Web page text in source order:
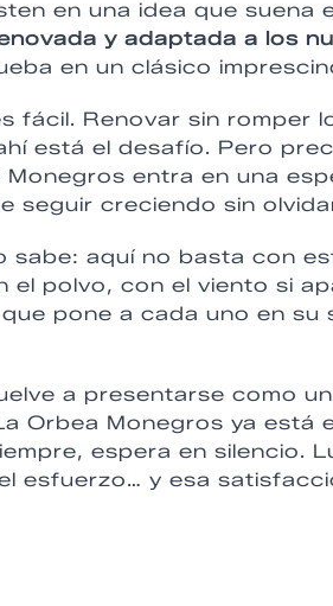
en una idea que suena
y adaptada a los
en un clásico
fácil. Renovar sin romper
está el desafío. Pero
entra en una
seguir creciendo sin
sabe: aquí no basta con
el polvo, con el viento si
pone a cada uno en
a presentarse como
Orbea Monegros ya está
espera en silencio.
esfuerzo… y esa